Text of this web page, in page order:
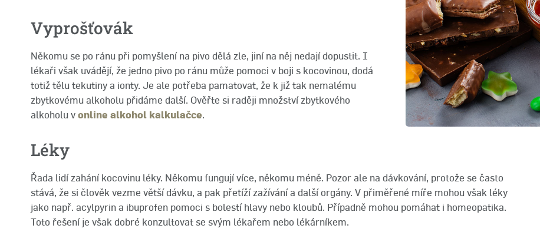
Vyprošťovák
Někomu se po ránu při pomyšlení na pivo dělá zle, jiní na něj nedají dopustit. I
lékaři však uvádějí, že jedno pivo po ránu může pomoci v boji s kocovinou, dodá
totiž tělu tekutiny a ionty. Je ale potřeba pamatovat, že k již tak nemalému
zbytkovému alkoholu přidáme další. Ověřte si raději množství zbytkového
alkoholu v online alkohol kalkulačce.
Léky
Řada lidí zahání kocovinu léky. Někomu fungují více, někomu méně. Pozor ale na dávkování, protože se často
stává, že si člověk vezme větší dávku, a pak přetíží zažívání a další orgány. V přiměřené míře mohou však léky
jako např. acylpyrin a ibuprofen pomoci s bolestí hlavy nebo kloubů. Případně mohou pomáhat i homeopatika.
Toto řešení je však dobré konzultovat se svým lékařem nebo lékárníkem.